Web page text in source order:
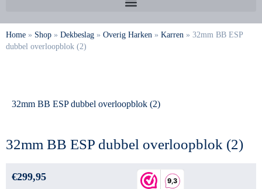
Home » Shop » Dekbeslag » Overig Harken » Karren » 32mm BB ESP
dubbel overloopblok (2)
32mm BB ESP dubbel overloopblok (2)
32mm BB ESP dubbel overloopblok (2)
€299,95